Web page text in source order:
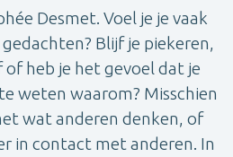
Desmet. Voel je je vaak
Blijf je piekeren,
heb je het gevoel dat je
weten waarom? Misschien
wat anderen denken, of
in contact met anderen. In